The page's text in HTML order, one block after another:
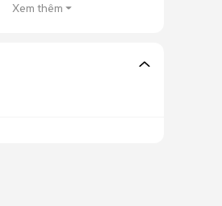
Xem thêm